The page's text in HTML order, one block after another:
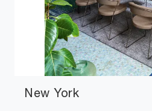
New York